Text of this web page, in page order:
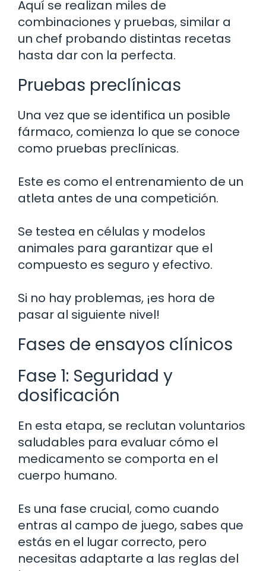
Aquí se realizan miles de
combinaciones y pruebas, similar a
un chef probando distintas recetas
hasta dar con la perfecta.
Pruebas preclínicas
Una vez que se identifica un posible
fármaco, comienza lo que se conoce
como pruebas preclínicas.
Este es como el entrenamiento de un
atleta antes de una competición.
Se testea en células y modelos
animales para garantizar que el
compuesto es seguro y efectivo.
Si no hay problemas, ¡es hora de
pasar al siguiente nivel!
Fases de ensayos clínicos
Fase 1: Seguridad y
dosificación
En esta etapa, se reclutan voluntarios
saludables para evaluar cómo el
medicamento se comporta en el
cuerpo humano.
Es una fase crucial, como cuando
entras al campo de juego, sabes que
estás en el lugar correcto, pero
necesitas adaptarte a las reglas del